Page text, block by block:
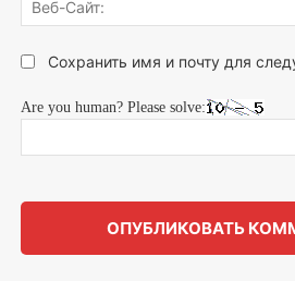
Сохранить имя и почту для
Are you human? Please solve: